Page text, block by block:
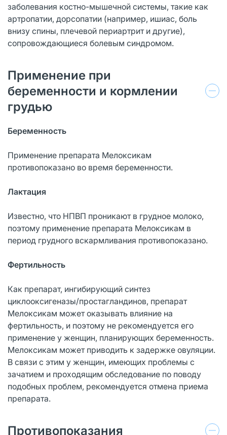
заболевания костно-мышечной системы, такие как
артропатии, дорсопатии (например, ишиас, боль
внизу спины, плечевой периартрит и другие),
сопровождающиеся болевым синдромом.
Применение при
беременности и кормлении
грудью
Беременность
Применение препарата Мелоксикам
противопоказано во время беременности.
Лактация
Известно, что НПВП проникают в грудное молоко,
поэтому применение препарата Мелоксикам в
период грудного вскармливания противопоказано.
Фертильность
Как препарат, ингибирующий синтез
циклооксигеназы/простагландинов, препарат
Мелоксикам может оказывать влияние на
фертильность, и поэтому не рекомендуется его
применение у женщин, планирующих беременность.
Мелоксикам может приводить к задержке овуляции.
В связи с этим у женщин, имеющих проблемы с
зачатием и проходящим обследование по поводу
подобных проблем, рекомендуется отмена приема
препарата.
Противопоказания